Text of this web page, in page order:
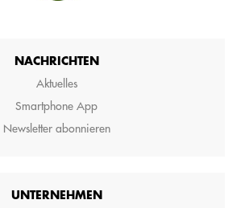
NACHRICHTEN
Aktuelles
Smartphone App
Newsletter abonnieren
UNTERNEHMEN